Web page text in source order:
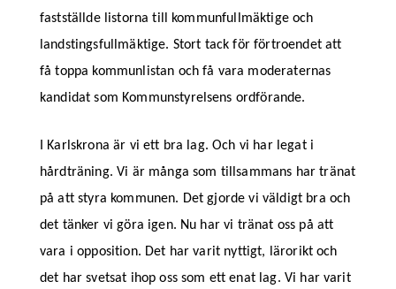
fastställde listorna till kommunfullmäktige och
landstingsfullmäktige. Stort tack för förtroendet att
få toppa kommunlistan och få vara moderaternas
kandidat som Kommunstyrelsens ordförande.
I Karlskrona är vi ett bra lag. Och vi har legat i
hårdträning. Vi är många som tillsammans har tränat
på att styra kommunen. Det gjorde vi väldigt bra och
det tänker vi göra igen. Nu har vi tränat oss på att
vara i opposition. Det har varit nyttigt, lärorikt och
det har svetsat ihop oss som ett enat lag. Vi har varit